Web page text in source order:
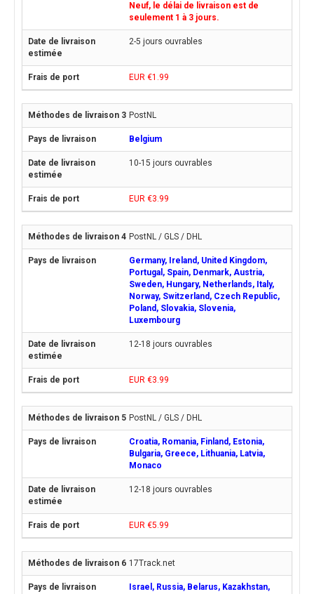
Neuf, le délai de livraison est de
seulement 1 à 3 jours.
2-5 jours ouvrables
EUR €1.99
PostNL
Belgium
10-15 jours ouvrables
EUR €3.99
PostNL / GLS / DHL
Germany, Ireland, United Kingdom,
Portugal, Spain, Denmark, Austria,
Sweden, Hungary, Netherlands, Italy,
Norway, Switzerland, Czech Republic,
Poland, Slovakia, Slovenia,
Luxembourg
12-18 jours ouvrables
EUR €3.99
PostNL / GLS / DHL
Croatia, Romania, Finland, Estonia,
Bulgaria, Greece, Lithuania, Latvia,
Monaco
12-18 jours ouvrables
EUR €5.99
17Track.net
Israel, Russia, Belarus, Kazakhstan,